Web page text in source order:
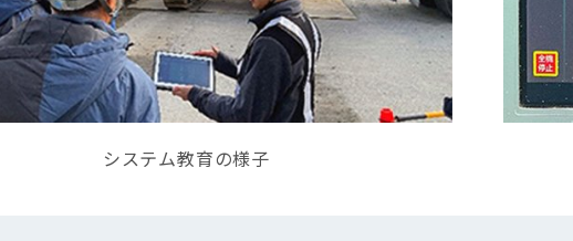
システム教育の様子